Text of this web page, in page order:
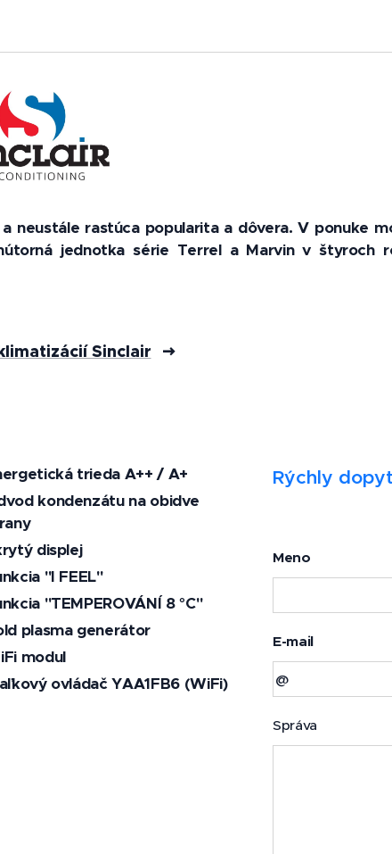
neustále rastúca popularita a dôvera. V ponuke
jednotka série Terrel a Marvin v štyroch
Sinclair
trieda A++ / A+
kondenzátu na obidve
displej
"I FEEL"
"TEMPEROVÁNÍ 8 °C"
plasma generátor
modul
ovládač YAA1FB6 (WiFi)
Rýchly
Meno
E-mail
Správa